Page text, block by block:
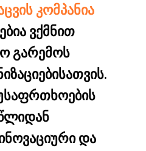
კომპანია
ვქმნით
გარემოს
და